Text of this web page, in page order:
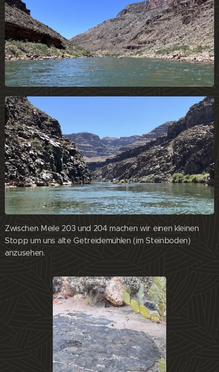
Zwischen Meile 203 und 204 machen wir einen kleinen
Stopp um uns alte Getreidemühlen (im Steinboden)
anzusehen.